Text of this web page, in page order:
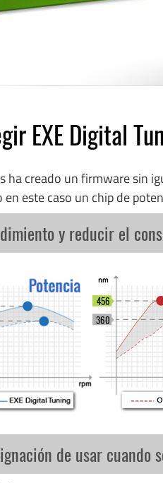
EXE Digital
ha creado un firmware sin
este caso un chip de
y reducir el
360
456
de usar cuando